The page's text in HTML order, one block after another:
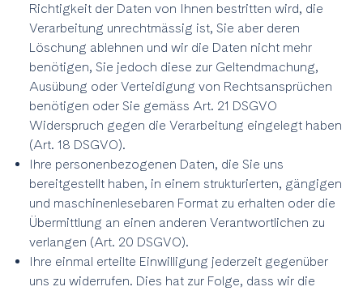
Richtigkeit der Daten von Ihnen bestritten wird, die
Verarbeitung unrechtmässig ist, Sie aber deren
Löschung ablehnen und wir die Daten nicht mehr
benötigen, Sie jedoch diese zur Geltendmachung,
Ausübung oder Verteidigung von Rechtsansprüchen
benötigen oder Sie gemäss Art. 21 DSGVO
Widerspruch gegen die Verarbeitung eingelegt haben
(Art. 18 DSGVO).
Ihre personenbezogenen Daten, die Sie uns
bereitgestellt haben, in einem strukturierten, gängigen
und maschinenlesebaren Format zu erhalten oder die
Übermittlung an einen anderen Verantwortlichen zu
verlangen (Art. 20 DSGVO).
Ihre einmal erteilte Einwilligung jederzeit gegenüber
uns zu widerrufen. Dies hat zur Folge, dass wir die